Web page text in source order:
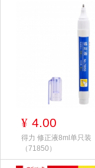
¥ 4.00
得力 修正液8ml单只装
（71850）